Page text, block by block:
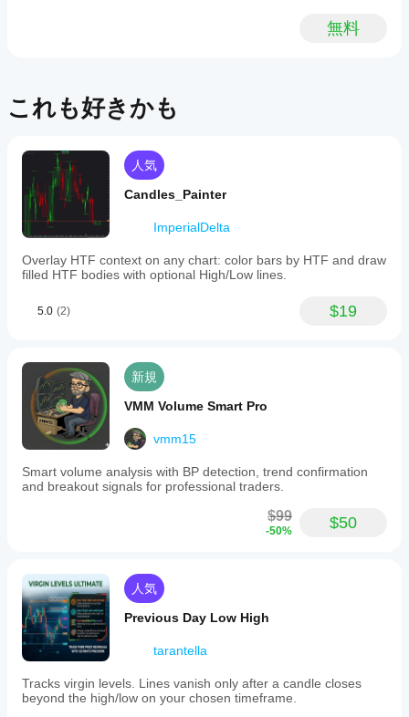
方
は、
レビ
をお
願い
しま
す。
クニカ
ル分析
ジケー
ターを
使用で
きるよ
うにな
りま
アプリ
です
カスタム
インジケ
ーターは
cTrader
Windows
と
cTrader
Macでの
イン
ジケ
ータ
ーを
テス
トす
るに
うす
です
か？
さま
ざま
な通
アや
期間
を適
用し
て、
さま
ざま
な市
境で
の挙
イン
ジケ
ータ
ーの
パラ
べき
です
か？
はい。
パラメ
を変更
するこ
無料
これも好きかも
人気
Candles_Painter
ImperialDelta
Overlay HTF context on any chart: color bars by HTF and draw
filled HTF bodies with optional High/Low lines.
5.0 (2) $19
新規
VMM Volume Smart Pro
vmm15
Smart volume analysis with BP detection, trend confirmation
and breakout signals for professional traders.
$99
-50% $50
人気
Previous Day Low High
tarantella
Tracks virgin levels. Lines vanish only after a candle closes
beyond the high/low on your chosen timeframe.